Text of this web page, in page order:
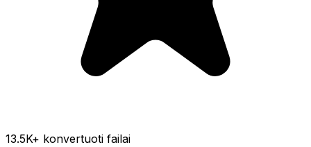
13.5K+ konvertuoti failai